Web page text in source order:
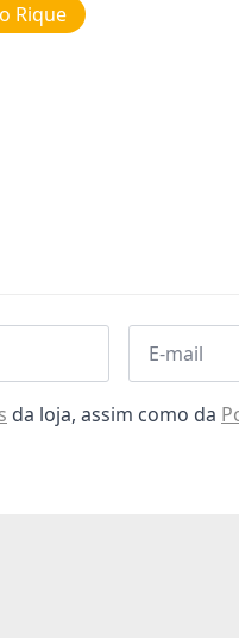
Rique
Email
da loja, assim como da